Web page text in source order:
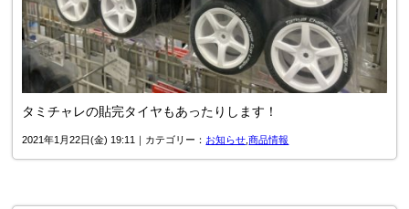
タミチャレの貼完タイヤもあったりします！
2021年1月22日(金) 19:11｜カテゴリー： お知らせ ,商品情報